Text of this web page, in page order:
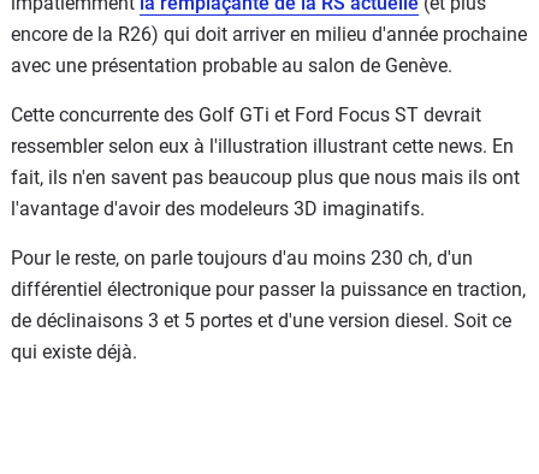
encore de la R26) qui doit arriver en milieu d'année prochaine
avec une présentation probable au salon de Genève.
Cette concurrente des Golf GTi et Ford Focus ST devrait
ressembler selon eux à l'illustration illustrant cette news. En
fait, ils n'en savent pas beaucoup plus que nous mais ils ont
l'avantage d'avoir des modeleurs 3D imaginatifs.
Pour le reste, on parle toujours d'au moins 230 ch, d'un
différentiel électronique pour passer la puissance en traction,
de déclinaisons 3 et 5 portes et d'une version diesel. Soit ce
qui existe déjà.